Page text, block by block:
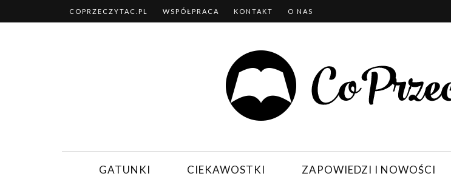
COPRZECZYTAC.PL WSPÓŁPRACA KONTAKT O NAS
GATUNKI CIEKAWOSTKI ZAPOWIEDZI I NOWOŚCI